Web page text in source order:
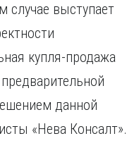
случае выступает
купля-продажа
данной
«Нева Консалт».